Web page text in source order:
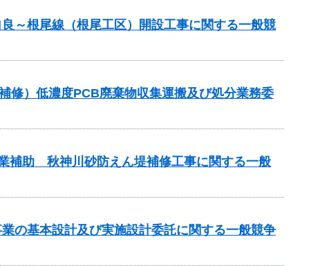
～根尾線（根尾工区）開設工事に関する一般競
）低濃度PCB廃棄物収集運搬及び処分業務委
補助 秋神川砂防えん堤補修工事に関する一般
の基本設計及び実施設計委託に関する一般競争